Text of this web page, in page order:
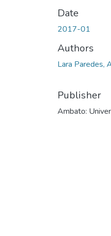
Date
2017-01
Authors
Lara Paredes,
Publisher
Ambato: